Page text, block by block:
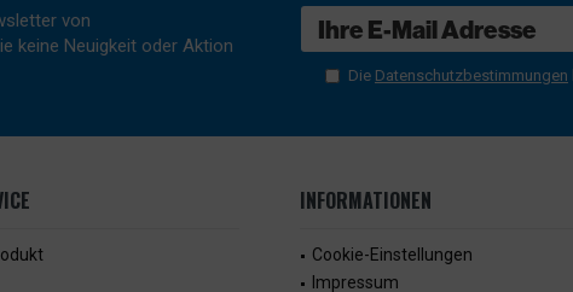
von
keine Neuigkeit oder Aktion
Die Datenschutzbestimmungen
INFORMATIONEN
Cookie-Einstellungen
Impressum